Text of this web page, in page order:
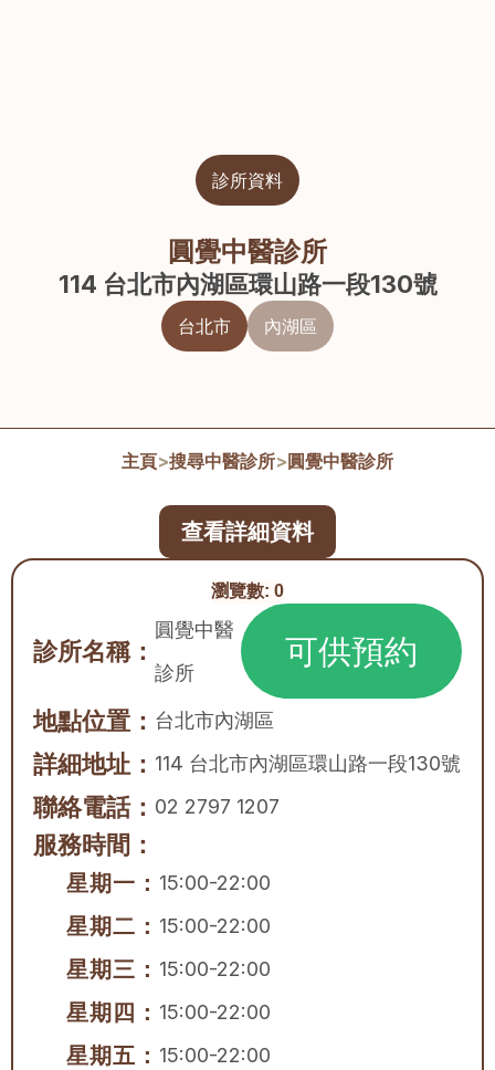
診所資料
圓覺中醫診所
114 台北市內湖區環山路一段130號
台北市 內湖區
主頁>搜尋中醫診所> 圓覺中醫診所
瀏覽數: 0
診所名稱：
圓覺中醫
診所
可供預約
地點位置： 台北市內湖區
詳細地址： 114 台北市內湖區環山路一段130號
聯絡電話： 02 2797 1207
服務時間：
星期一： 15:00-22:00
星期二： 15:00-22:00
星期三： 15:00-22:00
星期四： 15:00-22:00
星期五： 15:00-22:00
查看詳細資料